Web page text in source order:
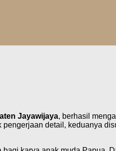
Jayawijaya, berhasil
detail, keduanya